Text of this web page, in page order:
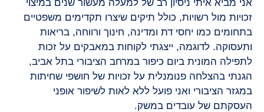
אני מביא איתי ניסיון רב של למעלה מעשור שנים במיצוי
זכויות מול רשויות, כולל תיקים שיצרו תקדימים משפטיים
בתחומים כמו יחסי דת ומדינה, חינוך ורווחה, בריאות
ותעסוקה. לדוגמה, ייצגתי לקוחות במאבקים על זכות
לתפילה המונית ביום כיפור במרחב הציבורי בתל אביב,
הגנתי בהצלחה פנומנלית על זכויות של חושפי שחיתות
במגזר הציבורי ואני פועל ללא לאות לשיפור אופני
העסקתם של עובדים במשק.